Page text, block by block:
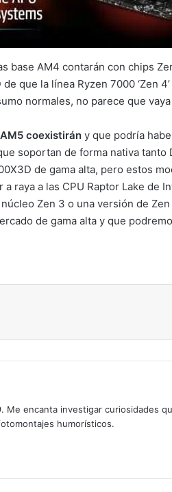
base AM4 contarán con chips
que la línea Ryzen 7000 ‘Zen
normales, no parece que
coexistirán y que podría
soportan de forma nativa tanto
de gama alta, pero estos
raya a las CPU Raptor Lake de
Zen 3 o una versión de
de gama alta y que
Me encanta investigar curiosidades
humorísticos.